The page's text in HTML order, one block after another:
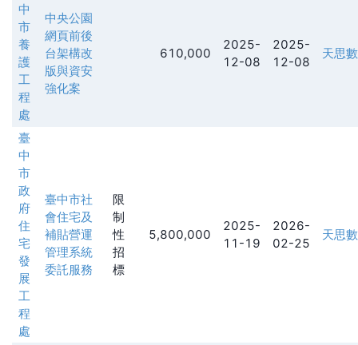
中
市
養
護
工
程
處
中央公園
網頁前後
台架構改
版與資安
強化案
610,000
2025-
12-08
2025-
12-08
天思
臺
中
市
政
府
住
宅
發
展
工
程
處
臺中市社
會住宅及
補貼營運
管理系統
委託服務
限
制
性
招
標
5,800,000
2025-
11-19
2026-
02-25
天思